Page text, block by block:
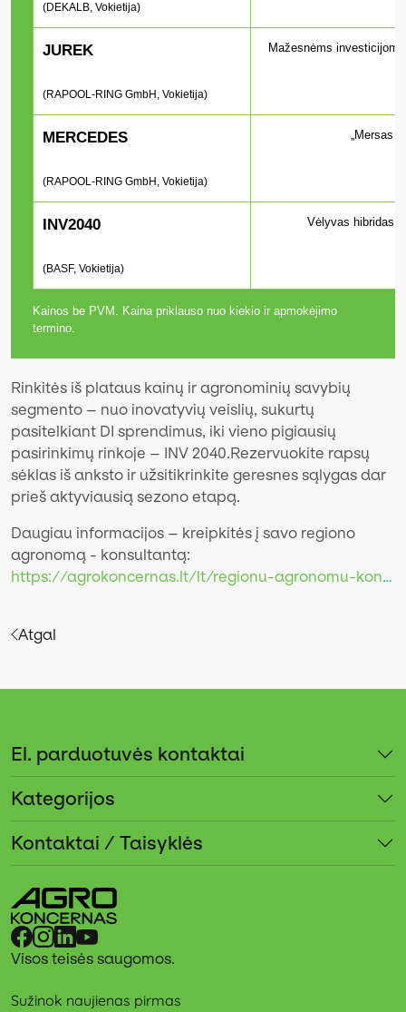
(DEKALB, Vokietija)
JUREK
(RAPOOL-RING GmbH, Vokietija)
Mažesnėms
MERCEDES
(RAPOOL-RING GmbH, Vokietija)
„Mersas
INV2040
(BASF, Vokietija)
Vėlyvas hibridas
Kainos be PVM. Kaina priklauso nuo kiekio ir apmokėjimo
termino.
Rinkitės iš plataus kainų ir agronominių savybių
segmento – nuo inovatyvių veislių, sukurtų
pasitelkiant DI sprendimus, iki vieno pigiausių
pasirinkimų rinkoje – INV 2040.Rezervuokite rapsų
sėklas iš anksto ir užsitikrinkite geresnes sąlygas dar
prieš aktyviausią sezono etapą.
Daugiau informacijos – kreipkitės į savo regiono
agronomą - konsultantą:
https://agrokoncernas.lt/lt/regionu-agronomu-kontaktai
Atgal
El. parduotuvės kontaktai
Kategorijos
Kontaktai / Taisyklės
Visos teisės saugomos.
Sužinok naujienas pirmas